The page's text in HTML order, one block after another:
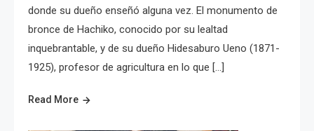
donde su dueño enseñó alguna vez. El monumento de
bronce de Hachiko, conocido por su lealtad
inquebrantable, y de su dueño Hidesaburo Ueno (1871-
1925), profesor de agricultura en lo que […]
Read More